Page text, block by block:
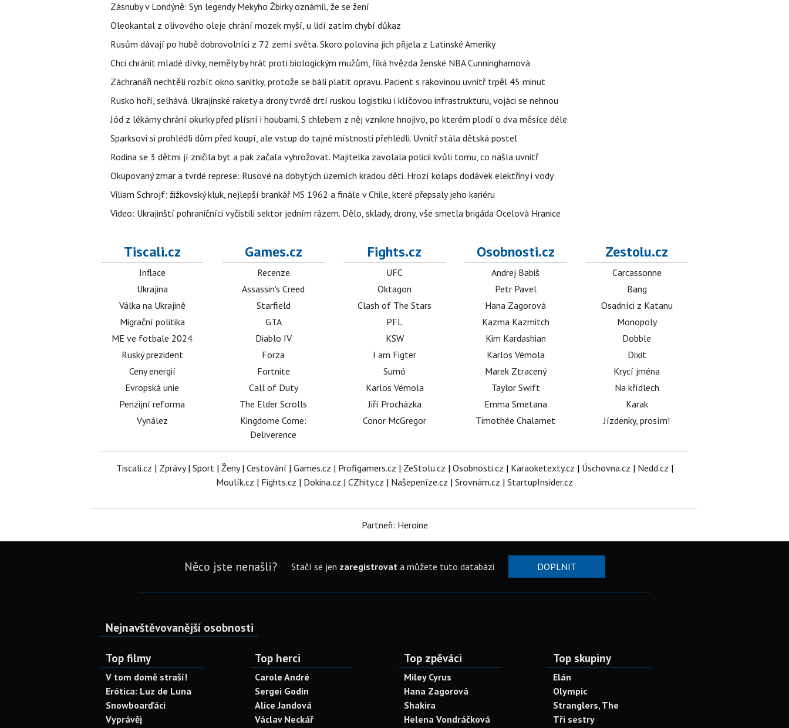
Zásnuby v Londýně: Syn legendy Mekyho Žbirky oznámil, že se žení
Oleokantal z olivového oleje chrání mozek myší, u lidí zatím chybí důkaz
Rusům dávají po hubě dobrovolníci z 72 zemí světa. Skoro polovina jich přijela z Latinské Ameriky
Chci chránit mladé dívky, neměly by hrát proti biologickým mužům, říká hvězda ženské NBA Cunninghamová
Záchranáři nechtěli rozbít okno sanitky, protože se báli platit opravu. Pacient s rakovinou uvnitř trpěl 45 minut
Rusko hoří, selhává. Ukrajinské rakety a drony tvrdě drtí ruskou logistiku i klíčovou infrastrukturu, vojáci se nehnou
Jód z lékárny chrání okurky před plísní i houbami. S chlebem z něj vznikne hnojivo, po kterém plodí o dva měsíce déle
Sparksovi si prohlédli dům před koupí, ale vstup do tajné místnosti přehlédli. Uvnitř stála dětská postel
Rodina se 3 dětmi jí zničila byt a pak začala vyhrožovat. Majitelka zavolala policii kvůli tomu, co našla uvnitř
Okupovaný zmar a tvrdé represe: Rusové na dobytých územích kradou děti. Hrozí kolaps dodávek elektřiny i vody
Viliam Schrojf: žižkovský kluk, nejlepší brankář MS 1962 a finále v Chile, které přepsaly jeho kariéru
Video: Ukrajinští pohraničníci vyčistili sektor jedním rázem. Dělo, sklady, drony, vše smetla brigáda Ocelová Hranice
Tiscali.cz
Inflace
Ukrajina
Válka na Ukrajině
Migrační politika
ME ve fotbale 2024
Ruský prezident
Ceny energií
Evropská unie
Penzijní reforma
Vynález
Games.cz
Recenze
Assassin's Creed
Starfield
GTA
Diablo IV
Forza
Fortnite
Call of Duty
The Elder Scrolls
Kingdome Come:
Deliverence
Fights.cz
UFC
Oktagon
Clash of The Stars
PFL
KSW
I am Figter
Sumó
Karlos Vémola
Jiří Procházka
Conor McGregor
Osobnosti.cz
Andrej Babiš
Petr Pavel
Hana Zagorová
Kazma Kazmitch
Kim Kardashian
Karlos Vémola
Marek Ztracený
Taylor Swift
Emma Smetana
Timothée Chalamet
Zestolu.cz
Carcassonne
Bang
Osadníci z Katanu
Monopoly
Dobble
Dixit
Krycí jména
Na křídlech
Karak
Jízdenky, prosím!
Tiscali.cz | Zprávy| Sport| Ženy| Cestování | Games.cz | Profigamers.cz | ZeStolu.cz | Osobnosti.cz | Karaoketexty.cz | Úschovna.cz | Nedd.cz |
Moulík.cz | Fights.cz | Dokina.cz | CZhity.cz | Našepeníze.cz | Srovnám.cz | StartupInsider.cz
Partneři: Heroine
Něco jste nenašli? Stačí se jen zaregistrovata můžete tuto databázi DOPLNIT
Nejnavštěvovanější osobnosti
Top filmy
V tom domě straší!
Erótica: Luz de Luna
Snowboarďáci
Vyprávěj
Top herci
Carole André
Sergei Godin
Alice Jandová
Václav Neckář
Top zpěváci
Miley Cyrus
Hana Zagorová
Shakira
Helena Vondráčková
Top skupiny
Elán
Olympic
Stranglers, The
Tři sestry